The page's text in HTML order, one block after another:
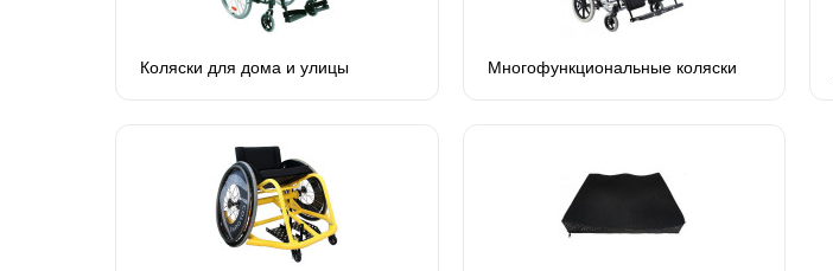
Коляски для дома и улицы Многофункциональные коляски